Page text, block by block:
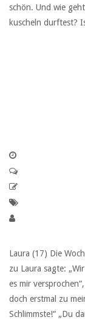
schön. Und wie
kuscheln durftest?
Laura (17) Die
zu Laura sagte:
es mir
doch erstmal zu
Schlimmste!“ „Du